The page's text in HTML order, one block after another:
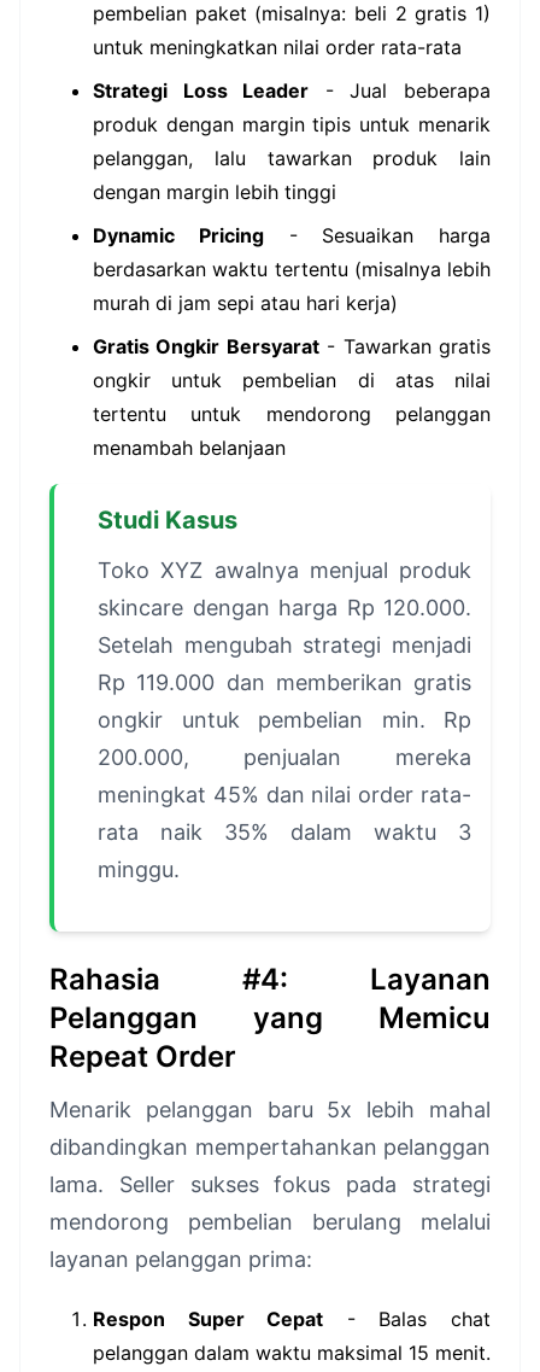
pembelian paket (misalnya: beli 2 gratis 1)
untuk meningkatkan nilai order rata-rata
Strategi Loss Leader - Jual beberapa
produk dengan margin tipis untuk menarik
pelanggan, lalu tawarkan produk lain
dengan margin lebih tinggi
Dynamic Pricing- Sesuaikan harga
berdasarkan waktu tertentu (misalnya lebih
murah di jam sepi atau hari kerja)
Gratis Ongkir Bersyarat- Tawarkan gratis
ongkir untuk pembelian di atas nilai
tertentu untuk mendorong pelanggan
menambah belanjaan
Studi Kasus
Toko XYZ awalnya menjual produk
skincare dengan harga Rp 120.000.
Setelah mengubah strategi menjadi
Rp 119.000 dan memberikan gratis
ongkir untuk pembelian min. Rp
200.000, penjualan mereka
meningkat 45% dan nilai order rata-
rata naik 35% dalam waktu 3
minggu.
Rahasia #4: Layanan
Pelanggan yang Memicu
Repeat Order
Menarik pelanggan baru 5x lebih mahal
dibandingkan mempertahankan pelanggan
lama. Seller sukses fokus pada strategi
mendorong pembelian berulang melalui
layanan pelanggan prima:
Respon Super Cepat - Balas chat
pelanggan dalam waktu maksimal 15 menit.